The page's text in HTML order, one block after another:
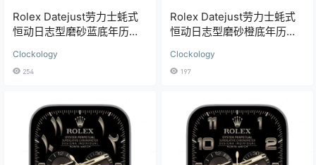
Rolex Datejust劳力士蚝式
恒动日志型磨砂蓝底年历
Clockology
254
Rolex Datejust劳力士蚝式
恒动日志型磨砂橙底年历
Clockology
197